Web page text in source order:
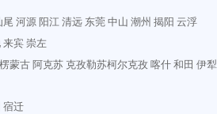
尾 河源阳江 清远 东莞中山 潮州 揭阳 云浮
来宾崇左
蒙古阿克苏 克孜勒苏柯尔克孜喀什和田 伊犁
宿迁